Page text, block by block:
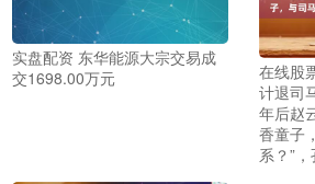
实盘配资 东华能源大宗交易成
交1698.00万元
在线股
计退司
年后赵
香童子
系？”